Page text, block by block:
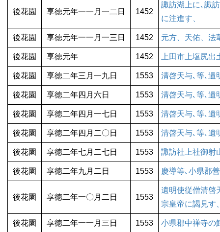
後花園 享徳元年一一月一二日 1452
諏訪湖上に､諏
に注進す、
後花園 享徳元年一一月一三日 1452 元方、天佑、法
後花園 享徳元年 1452 上田市上塩尻出
後花園 享徳二年三月一九日 1553 清啓天与､等､遺
後花園 享徳二年四月六日 1553 清啓天与､等､遺
後花園 享徳二年四月一七日 1553 清啓天与､等､遺
後花園 享徳二年四月二〇日 1553 清啓天与､等､遺
後花園 享徳二年七月二七日 1553 諏訪社上社御射
後花園 享徳二年九月二日 1553 慶導等､小県郡
後花園 享徳二年一〇月二日 1553
遺明使従僧清啓
宗皇帝に謁見す
後花園 享徳二年一一月三日 1553 小県郡中禅寺の